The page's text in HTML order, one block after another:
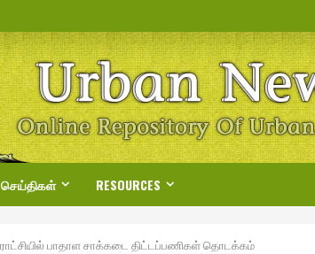
RESOURCES
பாதாள சாக்கடை திட்டப்பணிகள் தொடக்கம்